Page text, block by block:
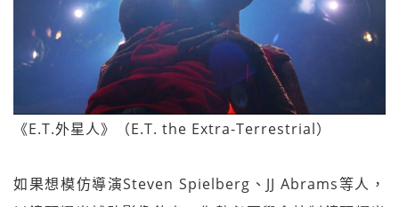
《E.T.外星人》（E.T. the Extra-Terrestrial）
如果想模仿導演Steven Spielberg、JJ Abrams等人，